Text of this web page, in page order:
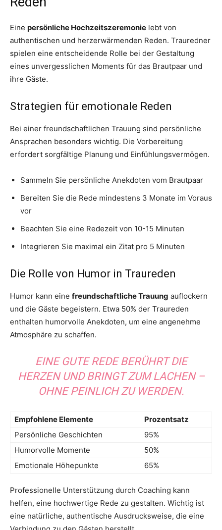
Eine persönliche Hochzeitszeremonie lebt von
authentischen und herzerwärmenden Reden. Trauredner
spielen eine entscheidende Rolle bei der Gestaltung
eines unvergesslichen Moments für das Brautpaar und
ihre Gäste.
Strategien für emotionale Reden
Bei einer freundschaftlichen Trauung sind persönliche
Ansprachen besonders wichtig. Die Vorbereitung
erfordert sorgfältige Planung und Einfühlungsvermögen.
Sammeln Sie persönliche Anekdoten vom Brautpaar
Bereiten Sie die Rede mindestens 3 Monate im Voraus
vor
Beachten Sie eine Redezeit von 10-15 Minuten
Integrieren Sie maximal ein Zitat pro 5 Minuten
Die Rolle von Humor in Traureden
Humor kann eine freundschaftliche Trauung auflockern
und die Gäste begeistern. Etwa 50% der Traureden
enthalten humorvolle Anekdoten, um eine angenehme
Atmosphäre zu schaffen.
EINE GUTE REDE BERÜHRT DIE
HERZEN UND BRINGT ZUM LACHEN –
OHNE PEINLICH ZU WERDEN.
Empfohlene Elemente
Prozentsatz
Persönliche Geschichten
95%
Humorvolle Momente
50%
Emotionale Höhepunkte
65%
Professionelle Unterstützung durch Coaching kann
helfen, eine hochwertige Rede zu gestalten. Wichtig ist
eine natürliche, authentische Ausdrucksweise, die eine